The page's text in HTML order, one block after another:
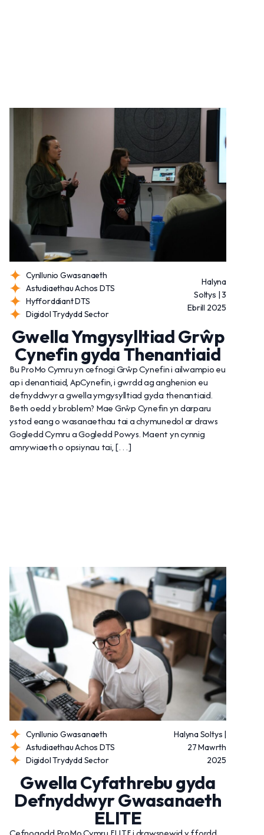
Cynllunio Gwasanaeth
Astudiaethau Achos DTS
Hyfforddiant DTS
Digidol Trydydd Sector
Halyna
Soltys | 3
Ebrill 2025
Gwella Ymgysylltiad Grŵp
Cynefin gyda Thenantiaid
Bu ProMo Cymru yn cefnogi Grŵp Cynefin i ailwampio eu
ap i denantiaid, ApCynefin, i gwrdd ag anghenion eu
defnyddwyr a gwella ymgysylltiad gyda thenantiaid.
Beth oedd y broblem? Mae Grŵp Cynefin yn darparu
ystod eang o wasanaethau tai a chymunedol ar draws
Gogledd Cymru a Gogledd Powys. Maent yn cynnig
amrywiaeth o opsiynau tai, […]
Cynllunio Gwasanaeth
Astudiaethau Achos DTS
Digidol Trydydd Sector
Halyna Soltys |
27 Mawrth
2025
Gwella Cyfathrebu gyda
Defnyddwyr Gwasanaeth
ELITE